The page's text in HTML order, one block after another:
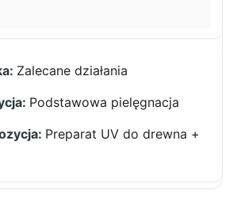
Zalecane działania
Podstawowa pielęgnacja
Preparat UV do drewna +